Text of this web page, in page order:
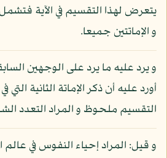
يتعرض لهذا التقسيم في الآية فتشمل
و الإماتتين جميعا.
و يرد عليه ما يرد على الوجهين
أورد عليه أن ذكر الإماتة الثانية التي
التقسيم ملحوظ و المراد التعدد
و قيل: المراد إحياء النفوس في عالم